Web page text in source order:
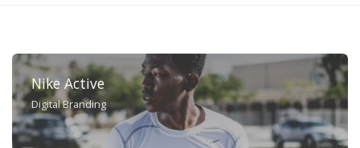
Nike Active
Digital Branding